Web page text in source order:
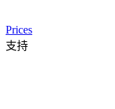
Prices
支持